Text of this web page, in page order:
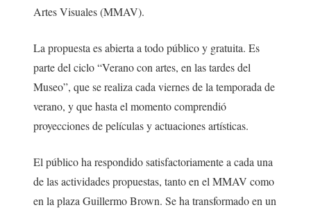
Artes Visuales (MMAV).
La propuesta es abierta a todo público y gratuita. Es
parte del ciclo “Verano con artes, en las tardes del
Museo”, que se realiza cada viernes de la temporada de
verano, y que hasta el momento comprendió
proyecciones de películas y actuaciones artísticas.
El público ha respondido satisfactoriamente a cada una
de las actividades propuestas, tanto en el MMAV como
en la plaza Guillermo Brown. Se ha transformado en un